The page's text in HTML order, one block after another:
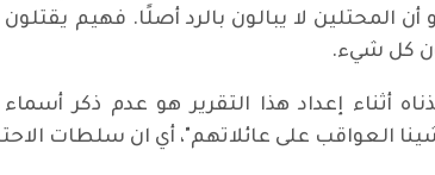
أي رد. يبدو أن المحتلين لا يبالون بالرد أصلًا.
كل شيء.
إعداد هذا التقرير هو عدم ذكر
العواقب على عائلاتهم"، أي ان سلطات